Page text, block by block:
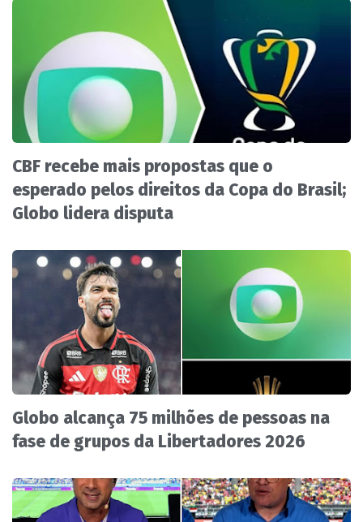
CBF recebe mais propostas que o
esperado pelos direitos da Copa do Brasil;
Globo lidera disputa
Globo alcança 75 milhões de pessoas na
fase de grupos da Libertadores 2026